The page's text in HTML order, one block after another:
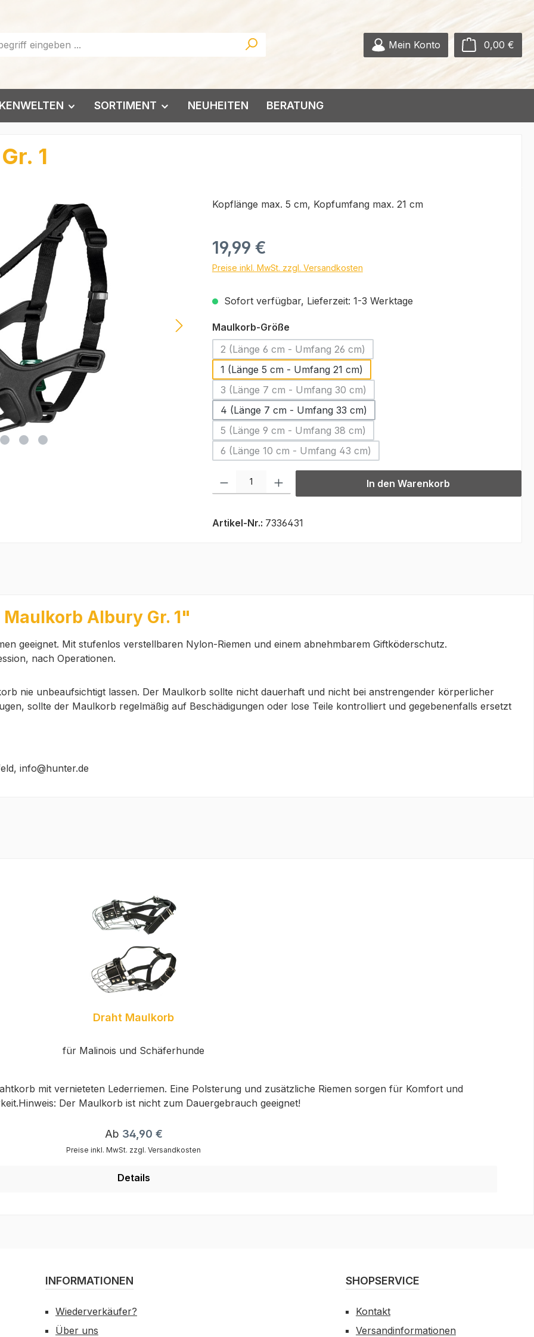
Mein Konto 0,00 €
SORTIMENT NEUHEITEN BERATUNG
1
Kopflänge max. 5 cm, Kopfumfang max. 21 cm
Regulärer Preis:
19,99 €
Preise inkl. MwSt. zzgl. Versandkosten
Sofort verfügbar, Lieferzeit: 1-3 Werktage
Maulkorb-Größeauswählen
2 (Länge 6 cm - Umfang 26 cm)
(Diese Option ist zurzeit nicht verfügbar.)
1 (Länge 5 cm - Umfang 21 cm)
3 (Länge 7 cm - Umfang 30 cm)
(Diese Option ist zurzeit nicht verfügbar.)
4 (Länge 7 cm - Umfang 33 cm)
5 (Länge 9 cm - Umfang 38 cm)
(Diese Option ist zurzeit nicht verfügbar.)
6 (Länge 10 cm - Umfang 43 cm)
(Diese Option ist zurzeit nicht verfügbar.)
Produkt Anzahl: Gib den gewünschten Wert ein oder benutze die Schaltflächen
In den Warenkorb
Artikel-Nr.: 7336431
Albury Gr. 1"
geeignet. Mit stufenlos verstellbaren Nylon-Riemen und einem abnehmbarem Giftköderschutz.
nach Operationen.
nie unbeaufsichtigt lassen. Der Maulkorb sollte nicht dauerhaft und nicht bei anstrengender körperlicher
sollte der Maulkorb regelmäßig auf Beschädigungen oder lose Teile kontrolliert und gegebenenfalls ersetzt
info@hunter.de
Draht Maulkorb
für Malinois und Schäferhunde
mit vernieteten Lederriemen. Eine Polsterung und zusätzliche Riemen sorgen für Komfort und
Der Maulkorb ist nicht zum Dauergebrauch geeignet!
Regulärer Preis:
Ab 34,90 €
Preise inkl. MwSt. zzgl. Versandkosten
Details
INFORMATIONEN
Wiederverkäufer?
Über uns
SHOPSERVICE
Kontakt
Versandinformationen